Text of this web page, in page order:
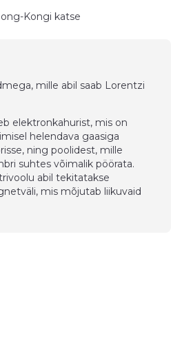
Kongi katse
mille abil saab Lorentzi
elektronkahurist, mis on
helendava gaasiga
ning poolidest, mille
suhtes võimalik pöörata.
abil tekitatakse
mis mõjutab liikuvaid